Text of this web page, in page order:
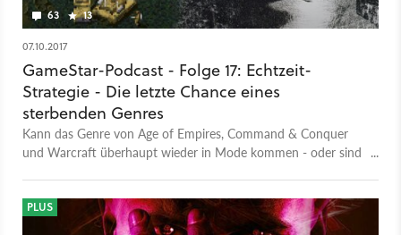
63 13
07.10.2017
GameStar-Podcast - Folge 17: Echtzeit-
Strategie - Die letzte Chance eines
sterbenden Genres
Kann das Genre von Age of Empires, Command & Conquer
und Warcraft überhaupt wieder in Mode kommen - oder sind
PLUS